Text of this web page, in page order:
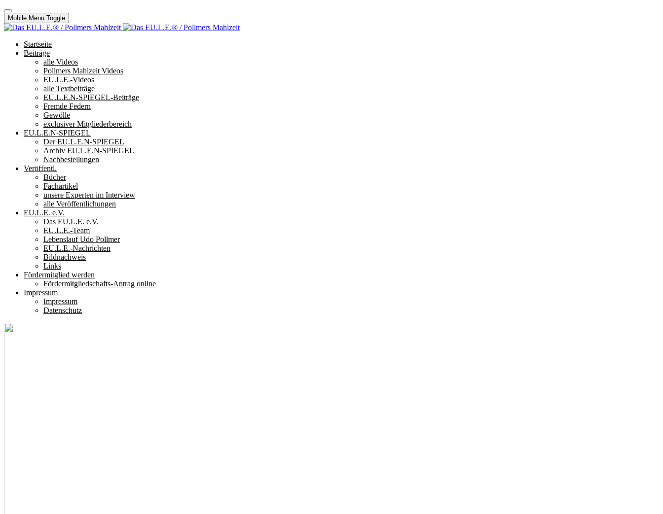
Mobile Menu Toggle
Startseite
Beiträge
alle Videos
Pollmers Mahlzeit Videos
EU.L.E.-Videos
alle Textbeiträge
EU.L.E.N-SPIEGEL-Beiträge
Fremde Federn
Gewölle
exclusiver Mitgliederbereich
EU.L.E.N-SPIEGEL
Der EU.L.E.N-SPIEGEL
Archiv EU.L.E.N-SPIEGEL
Nachbestellungen
Veröffentl.
Bücher
Fachartikel
unsere Experten im Interview
alle Veröffentlichungen
EU.L.E. e.V.
Das EU.L.E. e.V.
EU.L.E.-Team
Lebenslauf Udo Pollmer
EU.L.E.-Nachrichten
Bildnachweis
Links
Fördermitglied werden
Fördermitgliedschafts-Antrag online
Impressum
Impressum
Datenschutz